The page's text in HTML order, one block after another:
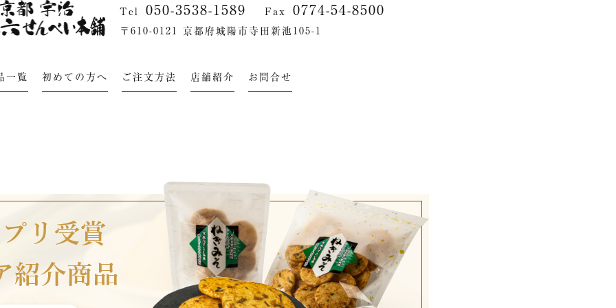
Tel 050-3538-1589 Fax 0774-54-8500
〒610-0121 京都府城陽市寺田新池105-1
一覧 初めての方へ ご注文方法 店舗紹介 お問合せ